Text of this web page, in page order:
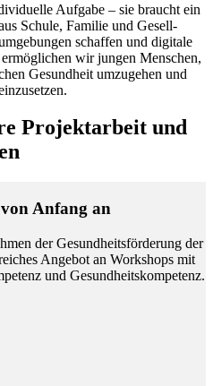
Auf­ga­be – sie braucht ein
Schu­le, Fa­mi­lie und Ge­sell­
schaf­fen und di­gi­ta­le
wir jun­gen Men­schen,
Ge­sund­heit um­zu­ge­hen und
Pro­jekt­ar­beit und
An­fang an
der Ge­sund­heits­för­de­rung der
An­ge­bot an Work­shops mit
und Ge­sund­heits­kom­pe­tenz.